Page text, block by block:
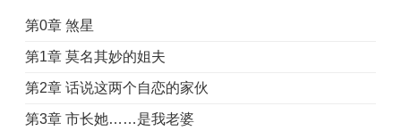
第0章 煞星
第1章 莫名其妙的姐夫
第2章 话说这两个自恋的家伙
第3章 市长她……是我老婆